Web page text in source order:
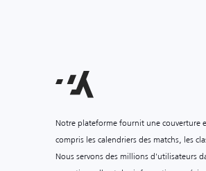
Notre plateforme fournit une couverture
compris les calendriers des matchs, les
Nous servons des millions d'utilisateurs